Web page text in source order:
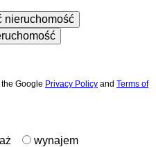
nieruchomość
Google Privacy Policy and Terms of
wynajem